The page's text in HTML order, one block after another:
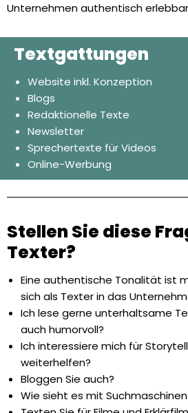
Unternehmen authentisch
Textgattungen
Website inkl. Konzeption
Blogs
Redaktionelle Texte
Newsletter
Sprechertexte für Videos
Online-Werbung
Stellen Sie diese
Texter?
Eine authentische Tonalität ist
sich als Texter in das
Ich lese gerne unterhaltsame
auch humorvoll?
Ich interessiere mich für
weiterhelfen?
Bloggen Sie auch?
Wie sieht es mit